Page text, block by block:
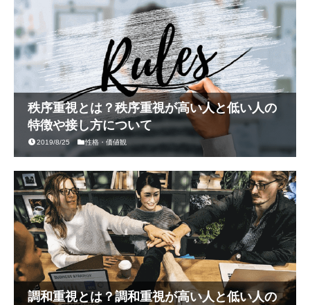
秩序重視とは？秩序重視が高い人と低い人の
特徴や接し方について
2019/8/25 性格・価値観
調和重視とは？調和重視が高い人と低い人の